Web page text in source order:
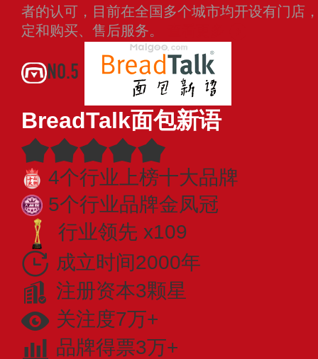
者的认可，目前在全国多个城市均开设有门店
定和购买、售后服务。
NO.5
BreadTalk面包新语
4个行业上榜十大品牌
5个行业品牌金凤冠
行业领先 x109
成立时间2000年
注册资本3颗星
关注度7万+
品牌得票3万+